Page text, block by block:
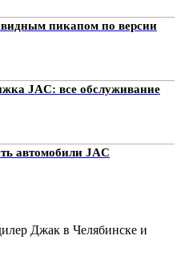
пикапом по версии
JAC: все обслуживание
автомобили JAC
Джак в Челябинске и